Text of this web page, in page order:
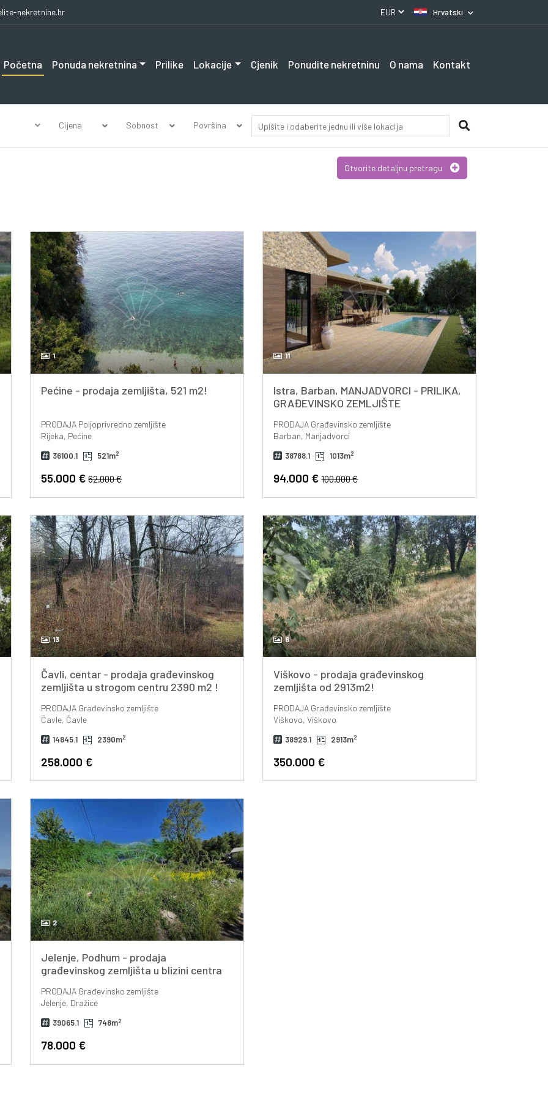
nekretnine.hr Hrvatski
Početna Ponuda nekretnina Prilike Lokacije Cjenik Ponudite nekretninu O nama Kontakt
Cijena Sobnost Površina
Otvorite detaljnu pretragu
1
Pećine - prodaja zemljišta, 521 m2!
PRODAJA Poljoprivredno zemljište
Rijeka, Pećine
36100.1 521m2
55.000 €62.000 €
11
Istra, Barban, MANJADVORCI - PRILIKA,
GRAĐEVINSKO ZEMLJIŠTE
PRODAJA Građevinsko zemljište
Barban, Manjadvorci
38788.1 1013m2
94.000 €100.000 €
13
Čavli, centar - prodaja građevinskog
zemljišta u strogom centru 2390 m2 !
PRODAJA Građevinsko zemljište
Čavle, Čavle
14845.1 2390m2
258.000 €
6
Viškovo - prodaja građevinskog
zemljišta od 2913m2!
PRODAJA Građevinsko zemljište
Viškovo, Viškovo
38929.1 2913m2
350.000 €
2
Jelenje, Podhum - prodaja
građevinskog zemljišta u blizini centra
PRODAJA Građevinsko zemljište
Jelenje, Dražice
39065.1 748m2
78.000 €